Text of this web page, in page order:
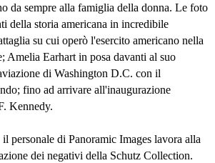
da sempre alla famiglia della donna. Le foto
della storia americana in incredibile
su cui operò l'esercito americano nella
Amelia Earhart in posa davanti al suo
di Washington D.C. con il
fino ad arrivare all'inaugurazione
Kennedy.
personale di Panoramic Images lavora alla
dei negativi della Schutz Collection.